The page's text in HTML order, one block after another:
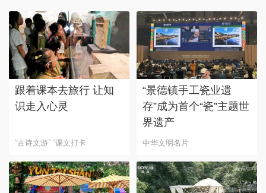
跟着课本去旅行 让知
识走入心灵
“古诗文游” “课文打卡
“景德镇手工瓷业遗
存”成为首个“瓷”主题世
界遗产
中华文明名片